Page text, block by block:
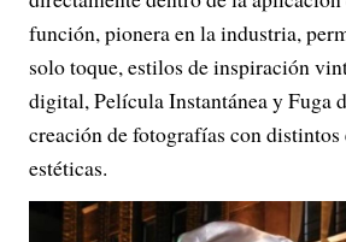
función, pionera en la industria,
solo toque, estilos de inspiración
digital, Película Instantánea y Fuga
creación de fotografías con distintos
estéticas.